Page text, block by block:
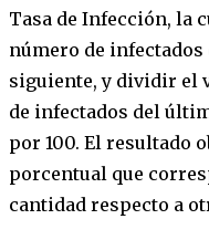
Tasa de Infección, la
número de
siguiente, y dividir el
de infectados del
por 100. El resultado
porcentual que
cantidad respecto a